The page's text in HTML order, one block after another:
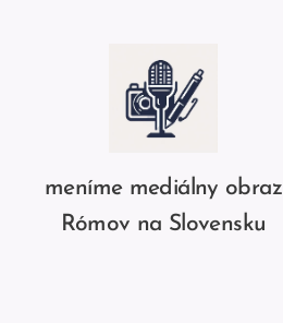
meníme mediálny obraz
Rómov na Slovensku